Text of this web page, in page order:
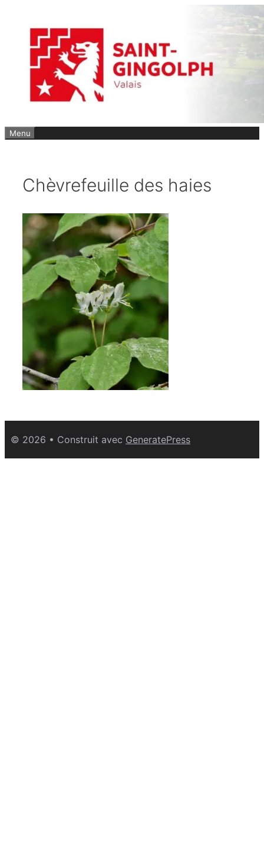
contenu
Menu
Chèvrefeuille des haies
© 2026 • Construit avec GeneratePress